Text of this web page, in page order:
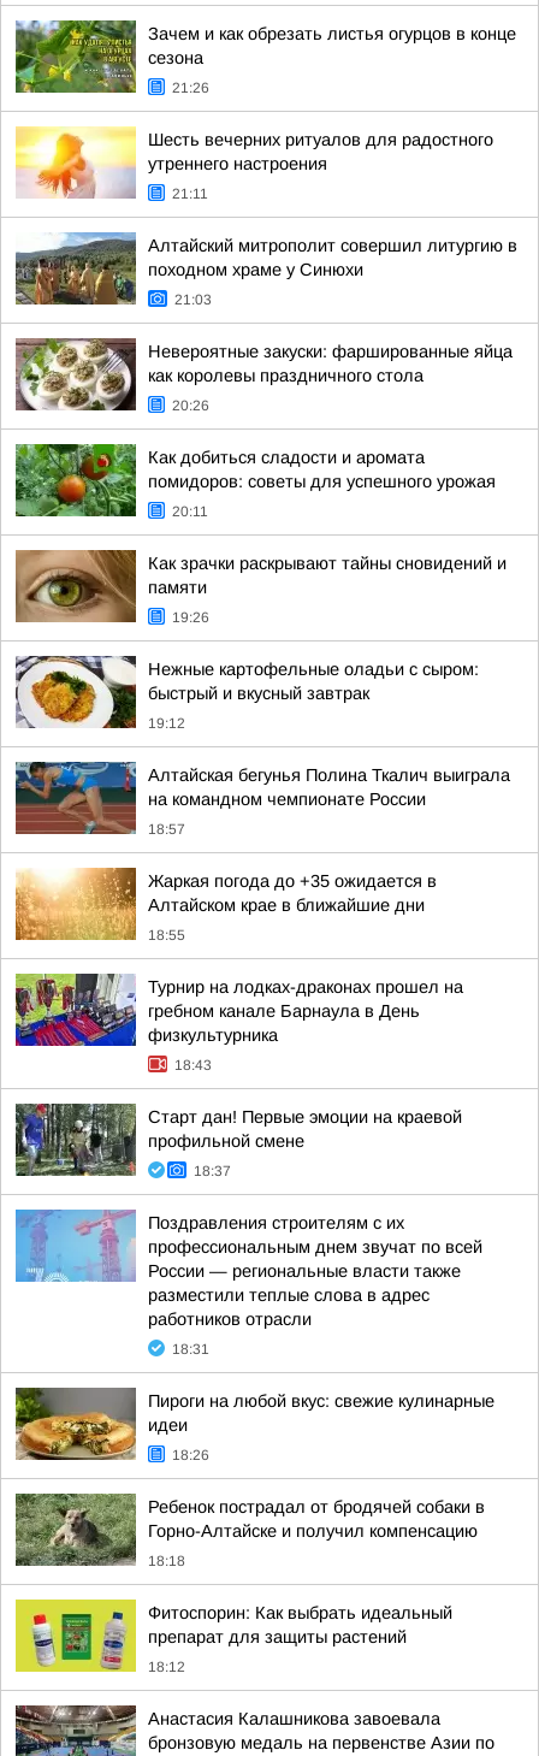
Зачем и как обрезать листья огурцов в конце
сезона
21:26
Шесть вечерних ритуалов для радостного
утреннего настроения
21:11
Алтайский митрополит совершил литургию в
походном храме у Синюхи
21:03
Невероятные закуски: фаршированные яйца
как королевы праздничного стола
20:26
Как добиться сладости и аромата
помидоров: советы для успешного урожая
20:11
Как зрачки раскрывают тайны сновидений и
памяти
19:26
Нежные картофельные оладьи с сыром:
быстрый и вкусный завтрак
19:12
Алтайская бегунья Полина Ткалич выиграла
на командном чемпионате России
18:57
Жаркая погода до +35 ожидается в
Алтайском крае в ближайшие дни
18:55
Турнир на лодках-драконах прошел на
гребном канале Барнаула в День
физкультурника
18:43
Старт дан! Первые эмоции на краевой
профильной смене
18:37
Поздравления строителям с их
профессиональным днем звучат по всей
России — региональные власти также
разместили теплые слова в адрес
работников отрасли
18:31
Пироги на любой вкус: свежие кулинарные
идеи
18:26
Ребенок пострадал от бродячей собаки в
Горно-Алтайске и получил компенсацию
18:18
Фитоспорин: Как выбрать идеальный
препарат для защиты растений
18:12
Анастасия Калашникова завоевала
бронзовую медаль на первенстве Азии по